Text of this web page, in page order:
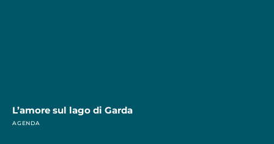
L’amore sul lago di Garda
AGENDA